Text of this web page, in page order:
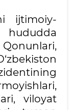
ijtimoiy-
viloyat